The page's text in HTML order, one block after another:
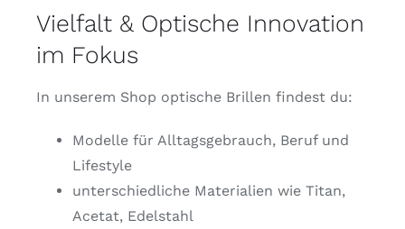
Vielfalt & Optische Innovation
im Fokus
In unserem Shop optische Brillen findest du:
Modelle für Alltagsgebrauch, Beruf und
Lifestyle
unterschiedliche Materialien wie Titan,
Acetat, Edelstahl